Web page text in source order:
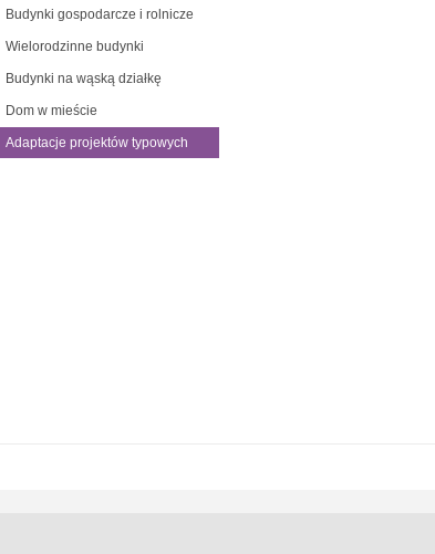
Budynki gospodarcze i rolnicze
Wielorodzinne budynki
Budynki na wąską działkę
Dom w mieście
Adaptacje projektów typowych